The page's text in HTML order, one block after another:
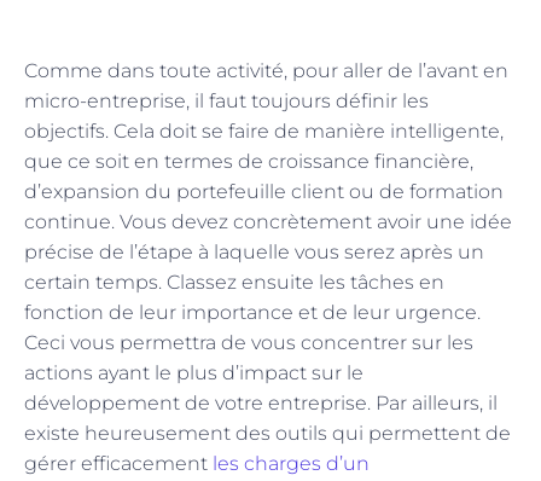
Comme dans toute activité, pour aller de l’avant en
micro-entreprise, il faut toujours définir les
objectifs. Cela doit se faire de manière intelligente,
que ce soit en termes de croissance financière,
d’expansion du portefeuille client ou de formation
continue. Vous devez concrètement avoir une idée
précise de l’étape à laquelle vous serez après un
certain temps. Classez ensuite les tâches en
fonction de leur importance et de leur urgence.
Ceci vous permettra de vous concentrer sur les
actions ayant le plus d’impact sur le
développement de votre entreprise. Par ailleurs, il
existe heureusement des outils qui permettent de
gérer efficacement les charges d’un